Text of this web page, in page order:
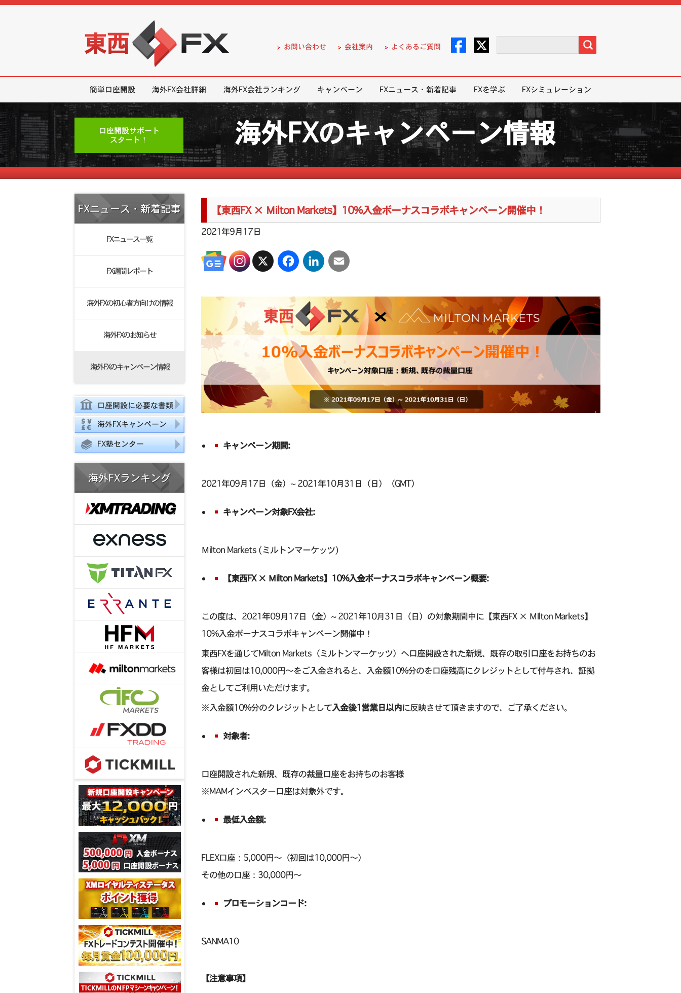
お問い合わせ 会社案内 よくあるご質問
簡単口座開設 海外FX会社詳細 海外FX会社ランキング キャンペーン FXニュース・新着記事 FXを学ぶ FXシミュレーション
口座開設サポート
スタート！
海外FXのキャンペーン情報
FXニュース・新着記事
FXニュース一覧
FX週間レポート
海外FXの初心者方向けの情報
海外FXのお知らせ
海外FXのキャンペーン情報
口座開設に必要な書類
海外FXキャンペーン
FX塾センター
海外FXランキング
【東西FX × Μilton Markets】10%入金ボーナスコラボキャンペーン開催中！
2021年9月17日
キャンペーン期間:
2021年09月17日（金）~ 2021年10月31日（日）（GMT）
キャンペーン対象FX会社:
Μilton Markets (ミルトンマーケッツ)
【東西FX × Μilton Markets】10%入金ボーナスコラボキャンペーン概要:
この度は、2021年09月17日（金）~ 2021年10月31日（日）の対象期間中に【東西FX × ΜIlton Markets】
10%入金ボーナスコラボキャンペーン開催中！
東西FXを通じてMilton Markets（ミルトンマーケッツ）へ口座開設された新規、既存の取引口座をお持ちのお
客様は初回は10,000円～をご入金されると、入金額10%分のを口座残高にクレジットとして付与され、証拠
金としてご利用いただけます。
※入金額10%分のクレジットとして入金後1営業日以内に反映させて頂きますので、ご了承ください。
対象者:
口座開設された新規、既存の裁量口座をお持ちのお客様
※MAMインベスター口座は対象外です。
最低入金額:
FLEX口座：5,000円〜（初回は10,000円～）
その他の口座：30,000円～
プロモーションコード:
SANMA10
【注意事項】